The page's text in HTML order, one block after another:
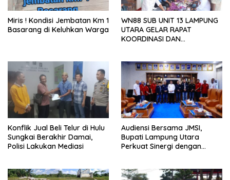
Miris ! Kondisi Jembatan Km 1
Basarang di Keluhkan Warga
WN88 SUB UNIT 13 LAMPUNG
UTARA GELAR RAPAT
KOORDINASI DAN
Konflik Jual Beli Telur di Hulu
Sungkai Berakhir Damai,
Polisi Lakukan Mediasi
Audiensi Bersama JMSI,
Bupati Lampung Utara
Perkuat Sinergi dengan